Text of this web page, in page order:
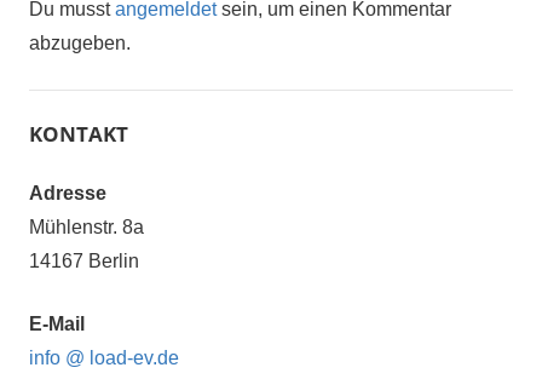
Du musstangemeldetsein, um einen Kommentar
abzugeben.
KONTAKT
Adresse
Mühlenstr. 8a
14167 Berlin
E-Mail
info @ load-ev.de